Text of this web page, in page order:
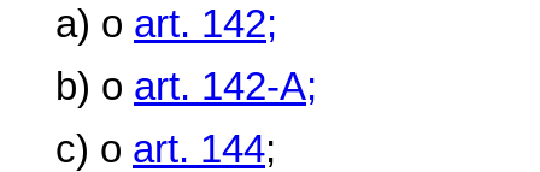
a) o art. 142;
b) o art. 142-A;
c) o art. 144;